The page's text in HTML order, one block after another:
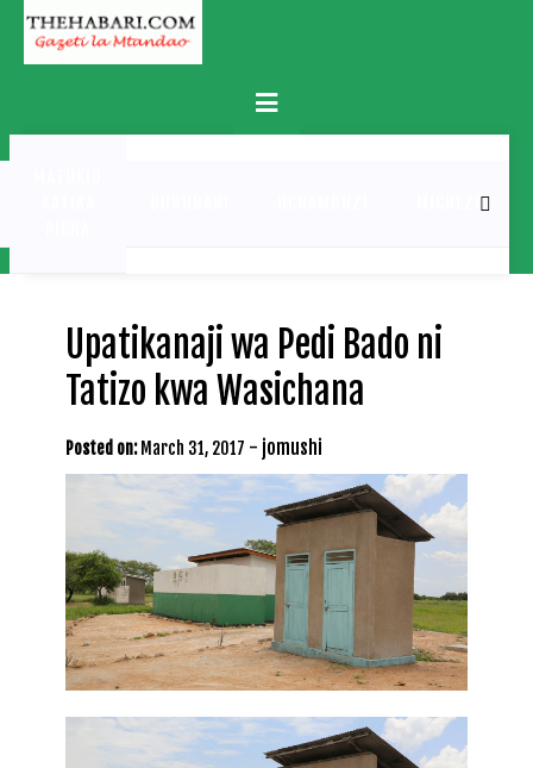
Skip
content
Primary
Menu
MICHEZO
Upatikanaji wa Pedi Bado ni
Tatizo kwa Wasichana
Posted on: March 31, 2017 - jomushi